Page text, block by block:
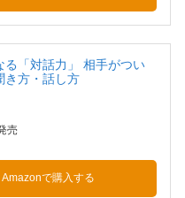
る「対話力」 相手がつい
き方・話し方
売
Amazonで購入する